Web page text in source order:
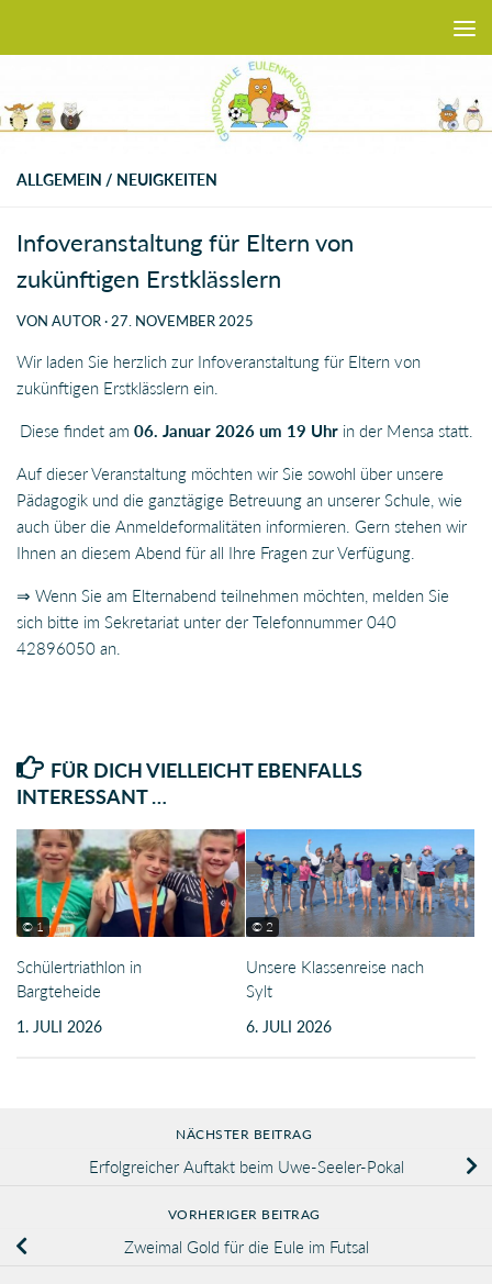
ALLGEMEIN / NEUIGKEITEN
Infoveranstaltung für Eltern von
zukünftigen Erstklässlern
VON AUTOR·27. NOVEMBER 2025
Wir laden Sie herzlich zur Infoveranstaltung für Eltern von
zukünftigen Erstklässlern ein.
Diese findet am 06. Januar 2026 um 19 Uhrin der Mensa statt.
Auf dieser Veranstaltung möchten wir Sie sowohl über unsere
Pädagogik und die ganztägige Betreuung an unserer Schule, wie
auch über die Anmeldeformalitäten informieren. Gern stehen wir
Ihnen an diesem Abend für all Ihre Fragen zur Verfügung.
⇒ Wenn Sie am Elternabend teilnehmen möchten, melden Sie
sich bitte im Sekretariat unter der Telefonnummer 040
42896050 an.
FÜR DICH VIELLEICHT EBENFALLS
INTERESSANT …
© 1
Schülertriathlon in
Bargteheide
1. JULI 2026
© 2
Unsere Klassenreise nach
Sylt
6. JULI 2026
NÄCHSTER BEITRAG
Erfolgreicher Auftakt beim Uwe-Seeler-Pokal
VORHERIGER BEITRAG
Zweimal Gold für die Eule im Futsal